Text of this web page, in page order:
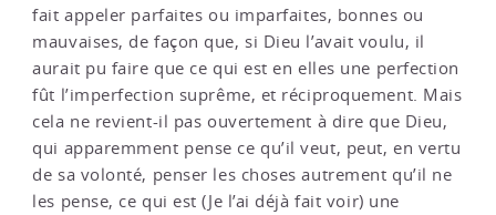
fait appeler parfaites ou imparfaites, bonnes ou
mauvaises, de façon que, si Dieu l’avait voulu, il
aurait pu faire que ce qui est en elles une perfection
fût l’imperfection suprême, et réciproquement. Mais
cela ne revient-il pas ouvertement à dire que Dieu,
qui apparemment pense ce qu’il veut, peut, en vertu
de sa volonté, penser les choses autrement qu’il ne
les pense, ce qui est (Je l’ai déjà fait voir) une